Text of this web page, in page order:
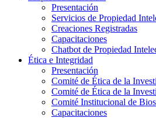
Presentación
Servicios de Propiedad
Creaciones Registradas
Capacitaciones
Chatbot de Propiedad
Ética e Integridad
Presentación
Comité de Ética de la
Comité de Ética de la
Comité Institucional de
Capacitaciones